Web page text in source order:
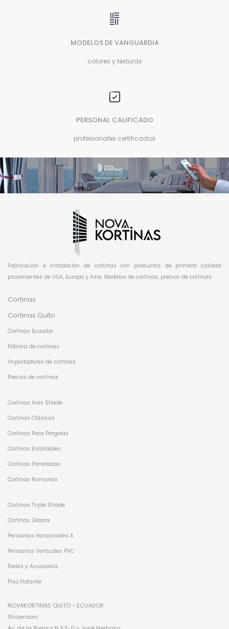
MODELOS DE VANGUARDIA
colores y texturas
PERSONAL CALIFICADO
profesionales certificados
Fabricación e instalación de cortinas con productos de primera calidad
provenientes de USA, Europa y Asia. Modelos de cortinas, precios de cortinas.
Cortinas
Cortinas Quito
Cortinas Ecuador
Fábrica de cortinas
Importadores de cortinas
Precios de cortinas
Cortinas Ares Shade
Cortinas Clásicas
Cortinas Para Pergolas
Cortinas Enrollables
Cortinas Paneladas
Cortinas Romanas
Cortinas Triple Shade
Cortinas Zebras
Persianas Horizontales A
Persianas Verticales PVC
Rieles y Accesorios
Piso Flotante
NOVAKORTINAS QUITO - ECUADOR
Showroom: